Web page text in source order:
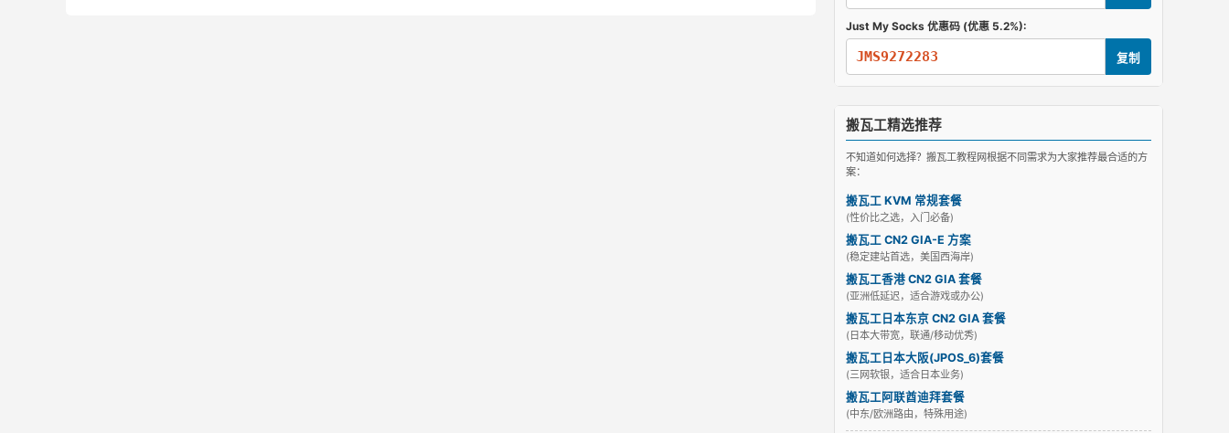
Just My Socks 优惠码 (优惠 5.2%):
JMS9272283 复制
搬瓦工精选推荐
不知道如何选择？搬瓦工教程网根据不同需求为大家推荐最合适的方
案：
搬瓦工 KVM 常规套餐
(性价比之选，入门必备)
搬瓦工 CN2 GIA-E 方案
(稳定建站首选，美国西海岸)
搬瓦工香港 CN2 GIA 套餐
(亚洲低延迟，适合游戏或办公)
搬瓦工日本东京 CN2 GIA 套餐
(日本大带宽，联通/移动优秀)
搬瓦工日本大阪(JPOS_6)套餐
(三网软银，适合日本业务)
搬瓦工阿联酋迪拜套餐
(中东/欧洲路由，特殊用途)